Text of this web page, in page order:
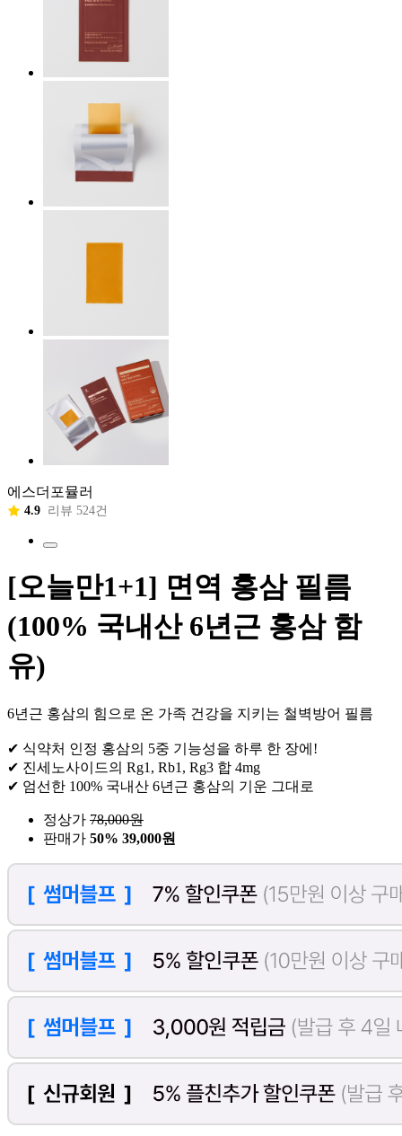
에스더포뮬러
4.9 리뷰 524건
[오늘만1+1] 면역 홍삼 필름
(100% 국내산 6년근 홍삼 함
유)
6년근 홍삼의 힘으로 온 가족 건강을 지키는 철벽방어 필름
✔ 식약처 인정 홍삼의 5중 기능성을 하루 한 장에!
✔ 진세노사이드의 Rg1, Rb1, Rg3 합 4mg
✔ 엄선한 100% 국내산 6년근 홍삼의 기운 그대로
정상가 78,000원
판매가 50% 39,000원